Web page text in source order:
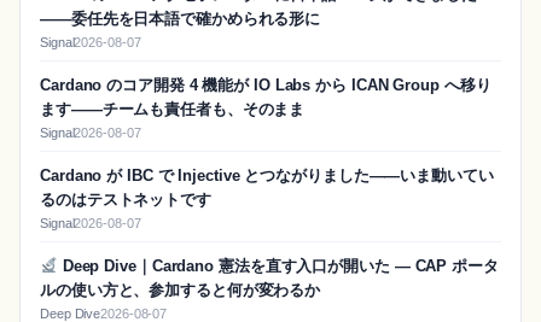
——委任先を日本語で確かめられる形に
Signal2026-08-07
Cardano のコア開発 4 機能が IO Labs から ICAN Group へ移り
ます——チームも責任者も、そのまま
Signal2026-08-07
Cardano が IBC で Injective とつながりました——いま動いてい
るのはテストネットです
Signal2026-08-07
Deep Dive｜Cardano 憲法を直す入口が開いた — CAP ポータ
ルの使い方と、参加すると何が変わるか
Deep Dive2026-08-07